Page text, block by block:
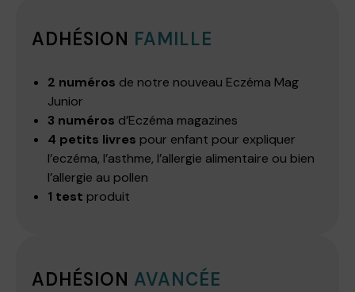
ADHÉSION FAMILLE
2 numéros de notre nouveau Eczéma Mag
Junior
3 numéros d’Eczéma magazines
4 petits livres pour enfant pour expliquer
l’eczéma, l’asthme, l’allergie alimentaire ou bien
l’allergie au pollen
1 test produit
ADHÉSION AVANCÉE